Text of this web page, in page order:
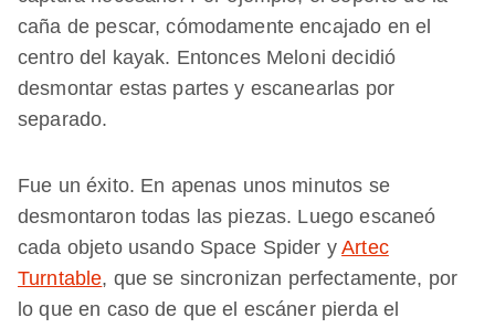
caña de pescar, cómodamente encajado en el
centro del kayak. Entonces Meloni decidió
desmontar estas partes y escanearlas por
separado.
Fue un éxito. En apenas unos minutos se
desmontaron todas las piezas. Luego escaneó
cada objeto usando Space Spider yArtec
Turntable, que se sincronizan perfectamente, por
lo que en caso de que el escáner pierda el